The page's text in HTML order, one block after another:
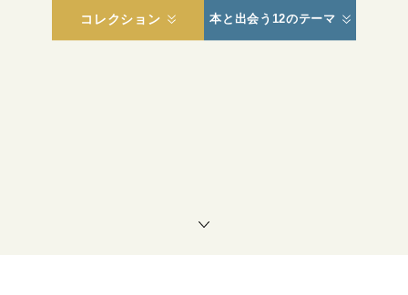
コレクション 本と出会う12のテーマ